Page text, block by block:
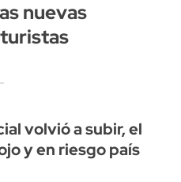
nuevas
volvió a subir, el
y en riesgo país